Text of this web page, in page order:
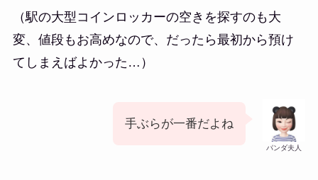
（駅の大型コインロッカーの空きを探すのも大
変、値段もお高めなので、だったら最初から預け
てしまえばよかった…）
パンダ夫人
手ぶらが一番だよね